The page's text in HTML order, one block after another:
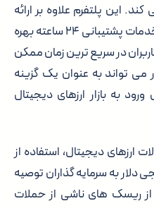
این پلتفرم علاوه بر ارائه
رابط کاربری ساده و کاربرپسند، از خدمات پشتیبانی ۲۴ ساعته بهره
در سریع ترین زمان ممکن
می تواند به عنوان یک گزینه
به بازار ارزهای دیجیتال
ارزهای دیجیتال، استفاده از
دلار به سرمایه گذاران توصیه
ریسک های ناشی از حملات